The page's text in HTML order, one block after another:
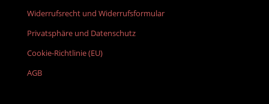
Widerrufsrecht und Widerrufsformular
Privatsphäre und Datenschutz
Cookie-Richtlinie (EU)
AGB